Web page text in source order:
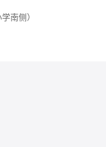
南侧）